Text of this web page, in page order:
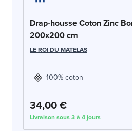
Drap-housse Coton Zinc
200x200 cm
LE ROI DU MATELAS
100% coton
34,00 €
Livraison sous 3 à 4 jours